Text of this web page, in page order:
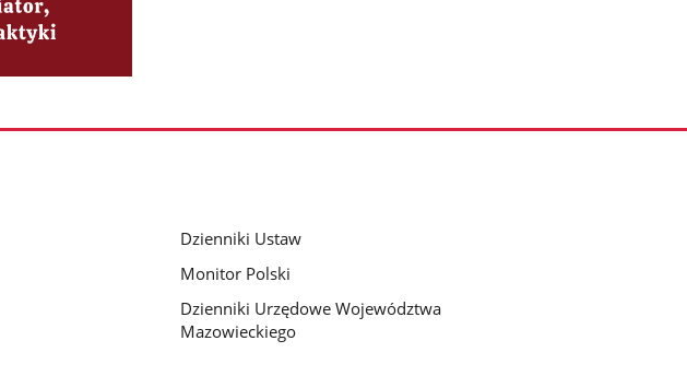
Dzienniki Ustaw
Monitor Polski
Dzienniki Urzędowe Województwa
Mazowieckiego